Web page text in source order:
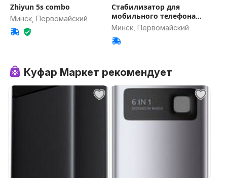
Zhiyun 5s combo
Минск, Первомайский
Стабилизатор для
мобильного телефона
Moza Mini MX3
Минск, Первомайский
Куфар Маркет рекомендует